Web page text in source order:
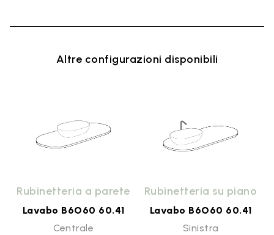
Altre configurazioni disponibili
Rubinetteria a parete
Lavabo B6O60 60.41
Centrale
Rubinetteria su piano
Lavabo B6O60 60.41
Sinistra